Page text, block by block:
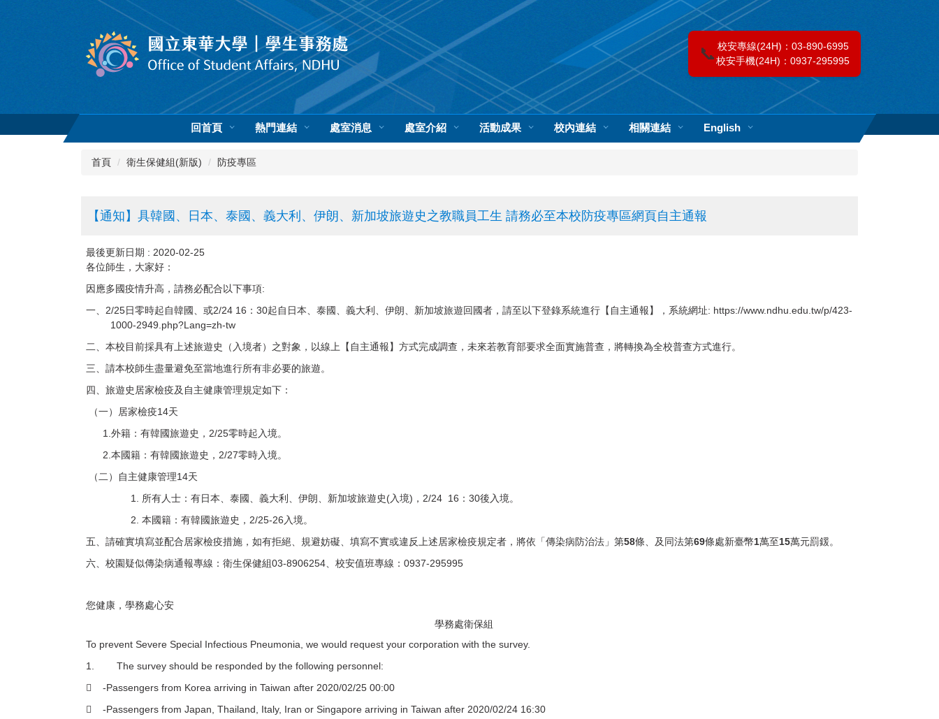
📞 校安專線(24H)：03-890-6995
校安手機(24H)：0937-295995
回首頁 熱門連結 處室消息 處室介紹 活動成果 校內連結 相關連結 English
首頁 衛生保健組(新版) 防疫專區
【通知】具韓國、日本、泰國、義大利、伊朗、新加坡旅遊史之教職員工生 請務必至本校防疫專區網頁自主通報
最後更新日期 : 2020-02-25
各位師生，大家好：
因應多國疫情升高，請務必配合以下事項:
一、 2/25 日零時起自韓國、或2/24 16 ： 30起自日本、泰國、義大利、伊朗、新加坡旅遊回國者，請至以下登錄系統進行【自主通報】，系統網址: https://www.ndhu.edu.tw/p/423-
1000-2949.php?Lang=zh-tw
二、本校目前採具有上述旅遊史（入境者）之對象，以線上【自主通報】方式完成調查，未來若教育部要求全面實施普查，將轉換為全校普查方式進行。
三、請本校師生盡量避免至當地進行所有非必要的旅遊。
四、旅遊史居家檢疫及自主健康管理規定如下：
（一）居家檢疫14天
1.外籍：有韓國旅遊史， 2/25零時起入境。
2.本國籍：有韓國旅遊史， 2/27零時入境。
（二）自主健康管理14天
1. 所有人士：有日本、泰國、義大利、伊朗、新加坡旅遊史 (入境) ， 2/24 16 ： 30後入境。
2. 本國籍：有韓國旅遊史， 2/25-26 入境。
五、 請確實填寫並配合居家檢疫措施，如有拒絕、規避妨礙、填寫不實或違反上述居家檢疫規定者，將依「傳染病防治法」第58條、及同法第69條處新臺幣1萬至15萬元罰鍰。
六、校園疑似傳染病通報專線：衛生保健組 03-8906254、校安值班專線： 0937-295995
您健康，學務處心安
學務處衛保組
To prevent Severe Special Infectious Pneumonia, we would request your corporation with the survey.
1. The survey should be responded by the following personnel:
 -Passengers from Korea arriving in Taiwan after 2020/02/25 00:00
 -Passengers from Japan, Thailand, Italy, Iran or Singapore arriving in Taiwan after 2020/02/24 16:30